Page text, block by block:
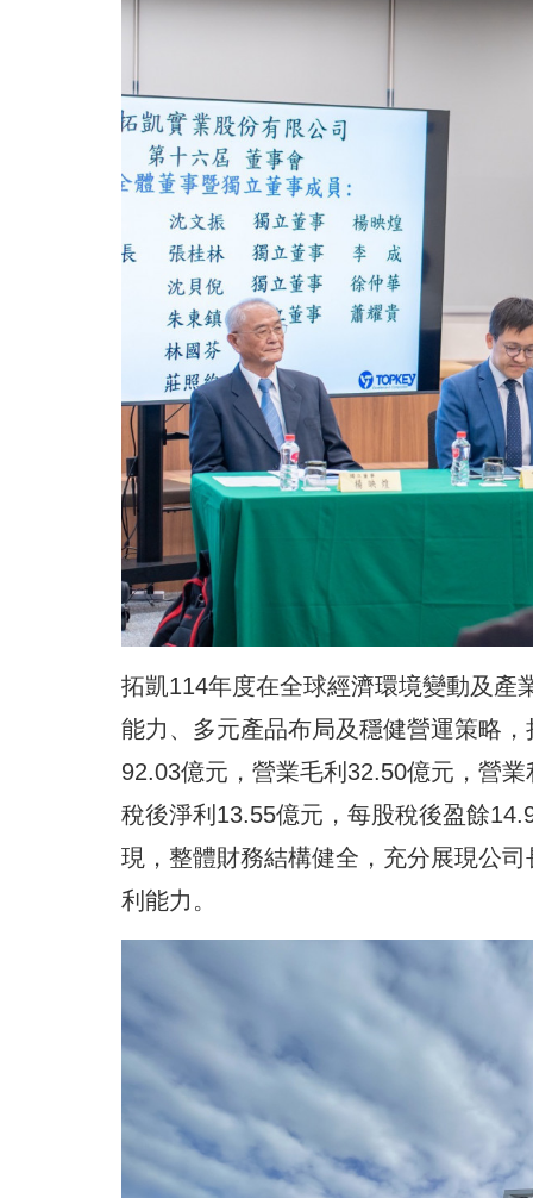
拓凱114年度在全球經濟環境變動及產
能力、多元產品布局及穩健營運策略
92.03億元，營業毛利32.50億元，營
稅後淨利13.55億元，每股稅後盈餘
現，整體財務結構健全，充分展現公
利能力。